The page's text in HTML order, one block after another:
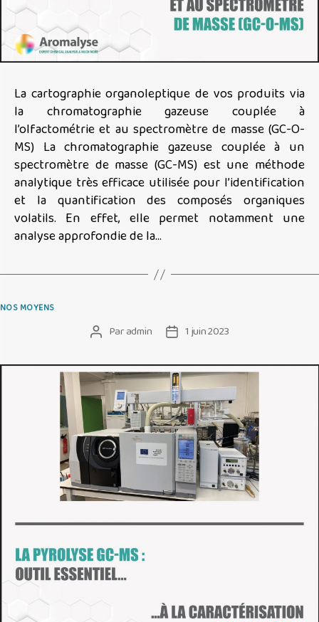
La cartographie organoleptique de vos produits via
la chromatographie gazeuse couplée à
l’olfactométrie et au spectromètre de masse (GC-O-
MS) La chromatographie gazeuse couplée à un
spectromètre de masse (GC-MS) est une méthode
analytique très efficace utilisée pour l’identification
et la quantification des composés organiques
volatils. En effet, elle permet notamment une
analyse approfondie de la…
Catégories
NOS MOYENS
Auteur
l’article
Paradmin
Date
l’article
1 juin 2023